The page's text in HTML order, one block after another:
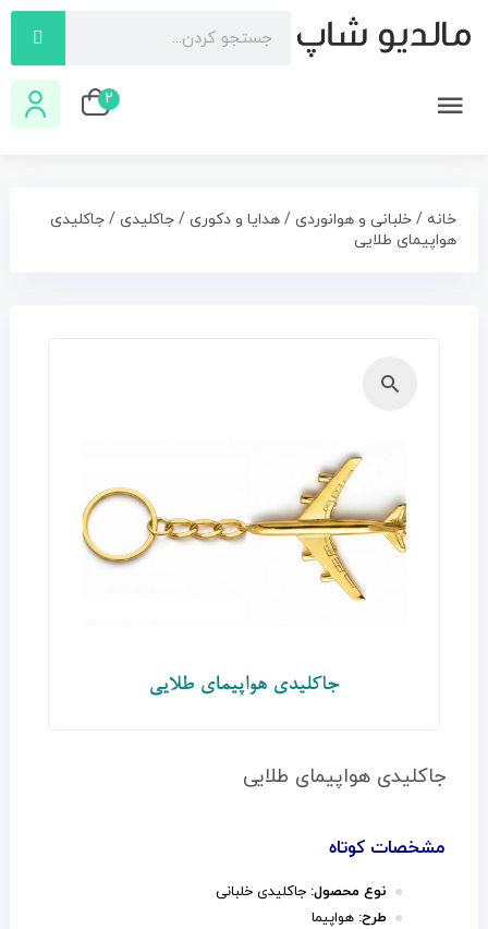
2
خانه / خلبانی و هوانوردی/ هدایا و دکوری/ جاکلیدی/ جاکلیدی
هواپیمای طلایی
جاکلیدی هواپیمای طلایی
مشخصات کوتاه
نوع محصول: جاکلیدی خلبانی
طرح: هواپیما